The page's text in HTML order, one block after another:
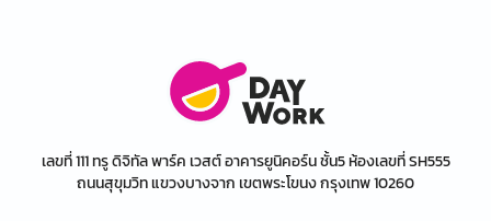
เลขที่ 111 ทรู ดิจิทัล พาร์ค เวสต์ อาคารยูนิคอร์น ชั้น5 ห้องเลขที่ SH555
ถนนสุขุมวิท แขวงบางจาก เขตพระโขนง กรุงเทพ 10260